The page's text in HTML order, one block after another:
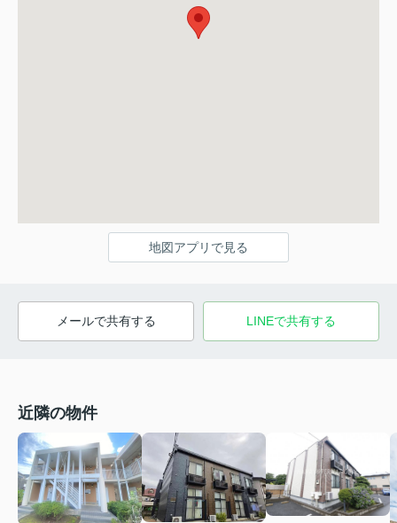
地図アプリで見る
メールで共有する LINEで共有する
近隣の物件